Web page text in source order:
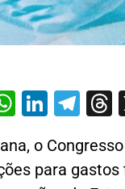
o
para